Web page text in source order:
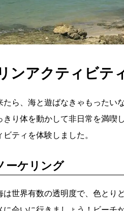
ンアクティビテ
たら、海と遊ばなきゃもったい
きり体を動かして非日常を満
ビティを体験しました。
ーケリング
は世界有数の透明度で、色とり